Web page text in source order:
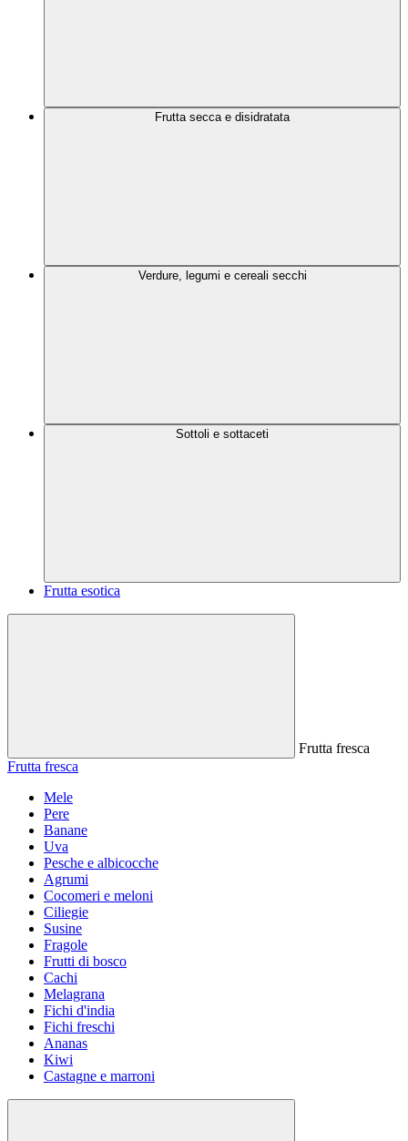
Frutta secca e disidratata
Verdure, legumi e cereali secchi
Sottoli e sottaceti
Frutta esotica
Frutta fresca
Frutta fresca
Mele
Pere
Banane
Uva
Pesche e albicocche
Agrumi
Cocomeri e meloni
Ciliegie
Susine
Fragole
Frutti di bosco
Cachi
Melagrana
Fichi d'india
Fichi freschi
Ananas
Kiwi
Castagne e marroni